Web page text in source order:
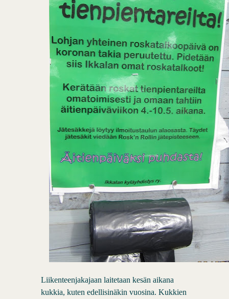
Liikenteenjakajaan laitetaan kesän aikana
kukkia, kuten edellisinäkin vuosina. Kukkien